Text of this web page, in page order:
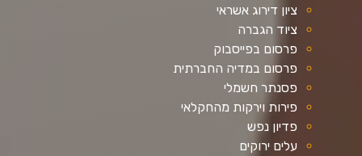
ציון דירוג אשראי
ציוד הגברה
פרסום בפייסבוק
פרסום במדיה החברתית
פסנתר חשמלי
פירות וירקות מהחקלאי
פדיון נפש
עלים ירוקים